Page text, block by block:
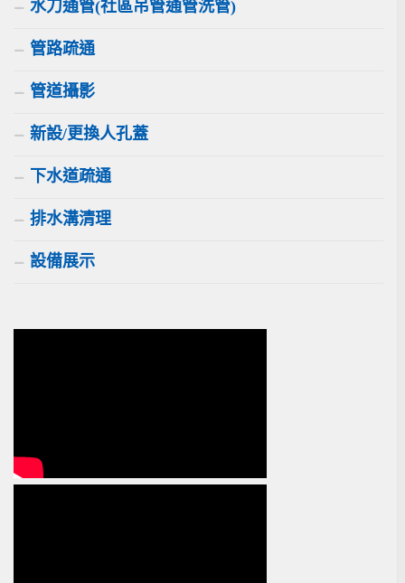
水刀通管(社區吊管通管洗管)
管路疏通
管道攝影
新設/更換人孔蓋
下水道疏通
排水溝清理
設備展示